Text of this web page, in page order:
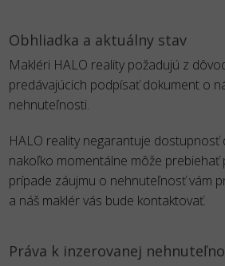
Obhliadka a aktuálny stav
Makléri HALO reality požadujú z
predávajúcich podpísať dokument o
nehnuteľnosti.
HALO reality negarantuje
nakoľko momentálne môže prebiehať
prípade záujmu o nehnuteľnosť vám
a náš maklér vás bude kontaktovať.
Práva k inzerovanej